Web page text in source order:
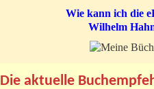
Wie kann ich die
Wilhelm
Die aktuelle